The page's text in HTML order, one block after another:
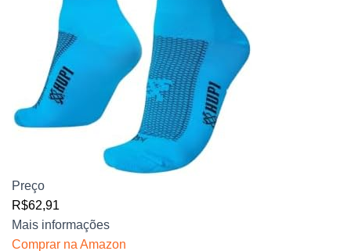
Preço
R$62,91
Mais informações
Comprar na Amazon